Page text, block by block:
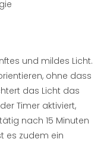
und mildes Licht.
ohne dass
das Licht das
Timer aktiviert,
nach 15 Minuten
es zudem ein